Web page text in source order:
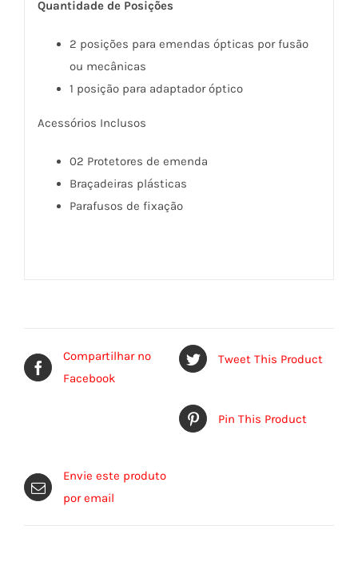
Quantidade de Posições
2 posições para emendas ópticas por fusão
ou mecânicas
1 posição para adaptador óptico
Acessórios Inclusos
02 Protetores de emenda
Braçadeiras plásticas
Parafusos de fixação
Compartilhar no
Facebook
Tweet This Product
Pin This Product
Envie este produto
por email